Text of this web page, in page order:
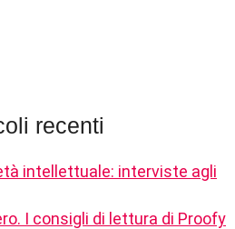
recenti
intellettuale: interviste agli
I consigli di lettura di Proofy